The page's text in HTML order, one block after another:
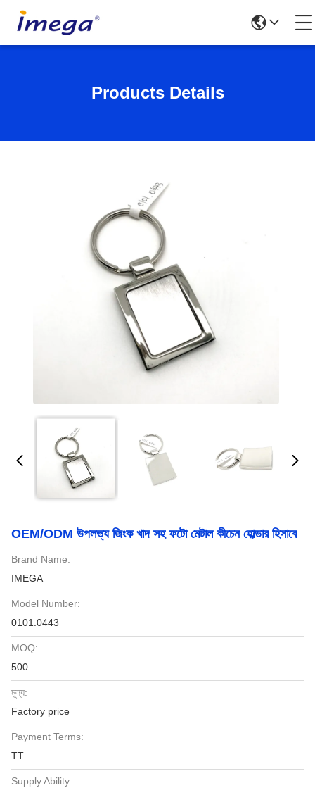
Products Details
OEM/ODM উপলভ্য জিংক খাদ সহ ফটো মেটাল কীচেন হোল্ডার হিসাবে
Brand Name:
IMEGA
Model Number:
0101.0443
MOQ:
500
মূল্য:
Factory price
Payment Terms:
TT
Supply Ability: